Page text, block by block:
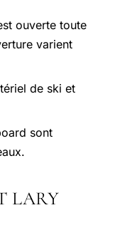
ouverte toute
varient
de ski et
sont
LARY